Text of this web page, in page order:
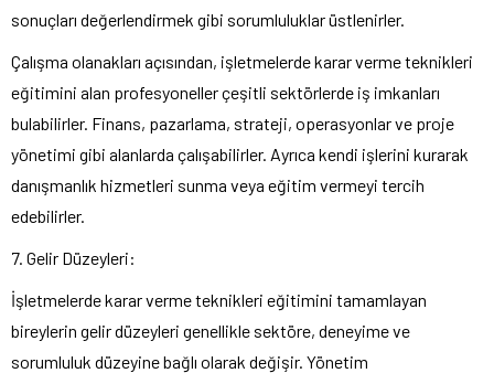
sonuçları değerlendirmek gibi sorumluluklar üstlenirler.
Çalışma olanakları açısından, işletmelerde karar verme teknikleri
eğitimini alan profesyoneller çeşitli sektörlerde iş imkanları
bulabilirler. Finans, pazarlama, strateji, operasyonlar ve proje
yönetimi gibi alanlarda çalışabilirler. Ayrıca kendi işlerini kurarak
danışmanlık hizmetleri sunma veya eğitim vermeyi tercih
edebilirler.
7. Gelir Düzeyleri:
İşletmelerde karar verme teknikleri eğitimini tamamlayan
bireylerin gelir düzeyleri genellikle sektöre, deneyime ve
sorumluluk düzeyine bağlı olarak değişir. Yönetim